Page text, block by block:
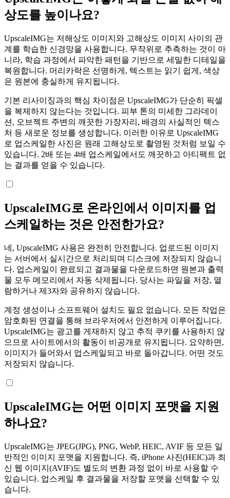
상도를 높이나요?
UpscaleIMG는 저해상도 이미지와 고해상도 이미지 사이의 관
계를 학습한 신경망을 사용합니다. 무작위로 추측하는 것이 아
니라, 학습 과정에서 파악한 패턴을 기반으로 세밀한 디테일을
복원합니다. 머리카락은 선명하게, 텍스트는 읽기 쉽게, 색상
은 원본에 충실하게 유지됩니다.
기본 리사이징과의 핵심 차이점은 UpscaleIMG가 단순히 픽셀
을 복제하지 않는다는 것입니다. 피부 톤의 미세한 그라데이
션, 오브젝트 주변의 깨끗한 가장자리, 배경의 사실적인 텍스
처 등 새로운 정보를 생성합니다. 이러한 이유로 UpscaleIMG
로 업스케일한 사진은 원래 고해상도로 촬영된 것처럼 보일 수
있습니다. 2배 또는 4배 업스케일에서도 깨끗하고 아티팩트 없
는 결과를 얻을 수 있습니다.
UpscaleIMG로 온라인에서 이미지를 업
스케일하는 것은 안전한가요?
네, UpscaleIMG 사용은 완전히 안전합니다. 업로드된 이미지
는 서버에서 실시간으로 처리되며 디스크에 저장되지 않습니
다. 업스케일이 완료되고 결과물을 다운로드하면 원본과 출력
물 모두 메모리에서 자동 삭제됩니다. 당사는 파일을 저장, 열
람하거나 제3자와 공유하지 않습니다.
계정 생성이나 소프트웨어 설치도 필요 없습니다. 모든 작업은
암호화된 연결을 통해 브라우저에서 안전하게 이루어집니다.
UpscaleIMG는 광고를 게재하지 않고 추적 쿠키를 사용하지 않
으므로 사이트에서의 활동이 비공개로 유지됩니다. 요약하면,
이미지가 들어와서 업스케일되고 바로 돌아갑니다. 어떤 것도
저장되지 않습니다.
UpscaleIMG는 어떤 이미지 포맷을 지원
하나요?
UpscaleIMG는 JPEG(JPG), PNG, WebP, HEIC, AVIF 등 모든 일
반적인 이미지 포맷을 지원합니다. 즉, iPhone 사진(HEIC)과 최
신 웹 이미지(AVIF)도 별도의 변환 과정 없이 바로 사용할 수
있습니다. 업스케일 후 결과물을 저장할 포맷을 선택할 수 있
습니다.